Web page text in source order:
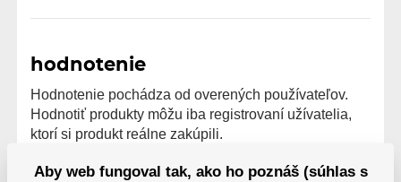
hodnotenie
Hodnotenie pochádza od overených používateľov.
Hodnotiť produkty môžu iba registrovaní užívatelia,
ktorí si produkt reálne zakúpili.
0 hodnotenie 0 užívateľov odporúča
Aby web fungoval tak, ako ho poznáš (súhlas s